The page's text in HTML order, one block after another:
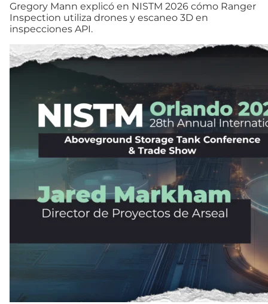
Gregory Mann explicó en NISTM 2026 cómo Ranger
Inspection utiliza drones y escaneo 3D en
inspecciones API.